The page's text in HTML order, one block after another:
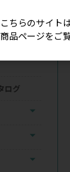
ログ
こちらのサイト
商品ページをご